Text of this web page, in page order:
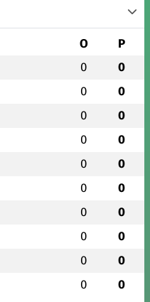
O P
0 0
0 0
0 0
0 0
0 0
0 0
0 0
0 0
0 0
0 0